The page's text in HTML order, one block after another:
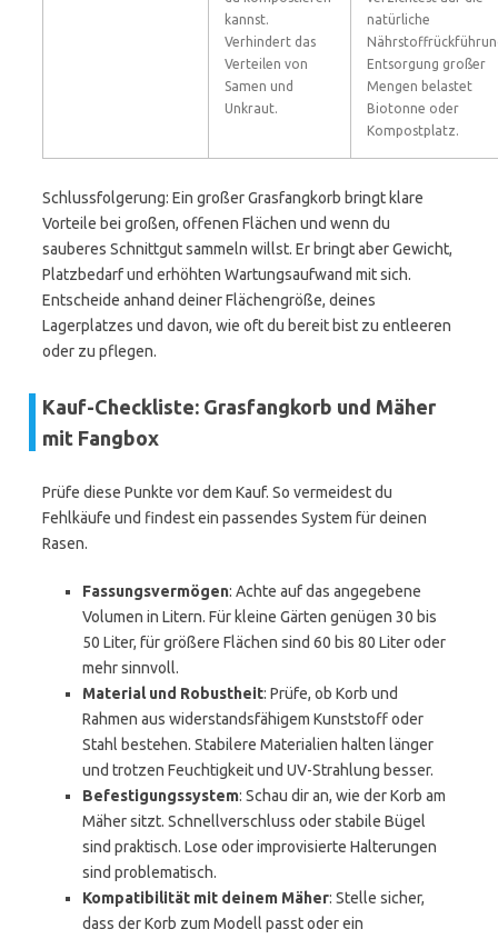
kannst.
Verhindert das
Verteilen von
Samen und
Unkraut.
natürliche
Entsorgung großer
Mengen belastet
Biotonne oder
Kompostplatz.
Schlussfolgerung: Ein großer Grasfangkorb bringt klare
Vorteile bei großen, offenen Flächen und wenn du
sauberes Schnittgut sammeln willst. Er bringt aber Gewicht,
Platzbedarf und erhöhten Wartungsaufwand mit sich.
Entscheide anhand deiner Flächengröße, deines
Lagerplatzes und davon, wie oft du bereit bist zu entleeren
oder zu pflegen.
Kauf-Checkliste: Grasfangkorb und Mäher
mit Fangbox
Prüfe diese Punkte vor dem Kauf. So vermeidest du
Fehlkäufe und findest ein passendes System für deinen
Rasen.
Fassungsvermögen: Achte auf das angegebene
Volumen in Litern. Für kleine Gärten genügen 30 bis
50 Liter, für größere Flächen sind 60 bis 80 Liter oder
mehr sinnvoll.
Material und Robustheit: Prüfe, ob Korb und
Rahmen aus widerstandsfähigem Kunststoff oder
Stahl bestehen. Stabilere Materialien halten länger
und trotzen Feuchtigkeit und UV-Strahlung besser.
Befestigungssystem: Schau dir an, wie der Korb am
Mäher sitzt. Schnellverschluss oder stabile Bügel
sind praktisch. Lose oder improvisierte Halterungen
sind problematisch.
Kompatibilität mit deinem Mäher: Stelle sicher,
dass der Korb zum Modell passt oder ein